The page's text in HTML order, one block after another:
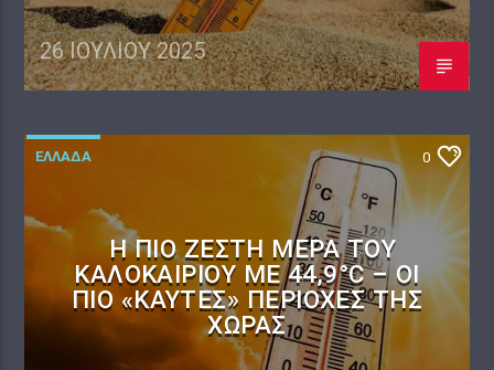
26 ΙΟΥΛΊΟΥ 2025
ΕΛΛΑΔΑ 0
Η ΠΙΟ ΖΕΣΤΉ ΜΈΡΑ ΤΟΥ
ΚΑΛΟΚΑΙΡΙΟΎ ΜΕ 44,9°C – ΟΙ
ΠΙΟ «ΚΑΥΤΈΣ» ΠΕΡΙΟΧΈΣ ΤΗΣ
ΧΏΡΑΣ